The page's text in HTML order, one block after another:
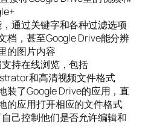
通过关键字和各种过滤选项
档，甚至Google Drive能分辨
的图片内容
持在线浏览，包括
和高清视频文件格式
装了Google Drive的应用，直
的应用打开相应的文件格式
己控制他们是否允许编辑和